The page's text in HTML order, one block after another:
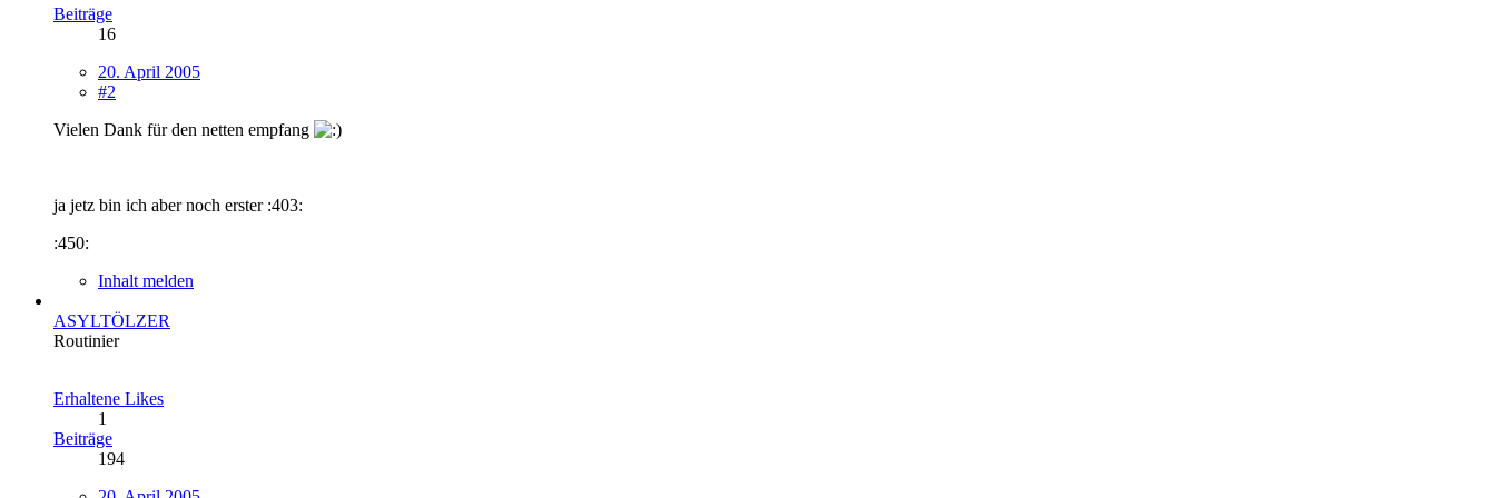
Beiträge
16
20. April 2005
#2
Vielen Dank für den netten empfang
ja jetz bin ich aber noch erster :403:
:450:
Inhalt melden
ASYLTÖLZER
Routinier
Erhaltene Likes
1
Beiträge
194